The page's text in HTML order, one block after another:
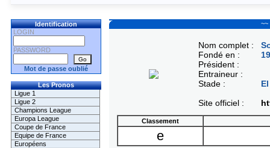
Identification
LOGIN
PASSWORD
Mot de passe oublié
Les Pronos
Ligue 1
Ligue 2
Champions League
Europa League
Coupe de France
Equipe de France
Européens
~~
Nom complet :
Fondé en :
Président :
Entraineur :
Stade :
Site officiel :
Classement
e